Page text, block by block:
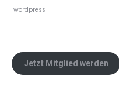
wordpress
Jetzt Mitglied werden